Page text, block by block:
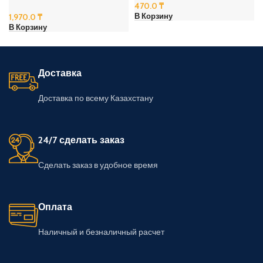
1,970.0 ₸
В Корзину
470.0 ₸
В Корзину
Доставка
Доставка по всему Казахстану
24/7 сделать заказ
Сделать заказ в удобное время
Оплата
Наличный и безналичный расчет